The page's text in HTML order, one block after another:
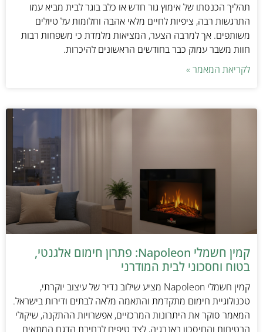
תהליך הכנסתו של אימוץ גור חדש או כלב בוגר לבית מביא עמו
התרגשות רבה, ציפיות לחיים מלאי אהבה וחלומות על טיולים
משותפים. אך למרבה הצער, המציאות מלמדת כי משפחות רבות
חוות משבר עמוק כבר בחודשים הראשונים להיכרות.
לקריאת המאמר »
קמין חשמלי Napoleon: פתרון חימום אלגנטי,
בטוח וחסכוני לבית המודרני
קמין חשמלי Napoleon מציע שילוב נדיר של עיצוב יוקרתי,
טכנולוגיית חימום מתקדמת והתאמה מלאה לבתים ודירות בישראל.
המאמר סוקר את היתרונות המרכזיים, אפשרויות ההתקנה, שיקולי
הבטיחות והחיסכון באנרגיה, לצד טיפים לבחירת הדגם המתאים